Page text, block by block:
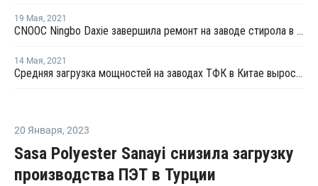
19 Мая, 2021
CNOOC Ningbo Daxie завершила ремонт на заводе стирола в Нинбо
14 Мая, 2021
Средняя загрузка мощностей на заводах ТФК в Китае выросла в начале мая на 3%
20 Января, 2023
Sasa Polyester Sanayi снизила загрузку
производства ПЭТ в Турции